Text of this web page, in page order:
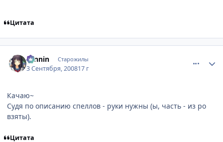
Цитата
ronnin Старожилы
3 Сентября, 200817 г
Качаю~
Судя по описанию спеллов - руки нужны (ы, часть - из ро
взяты).
Цитата